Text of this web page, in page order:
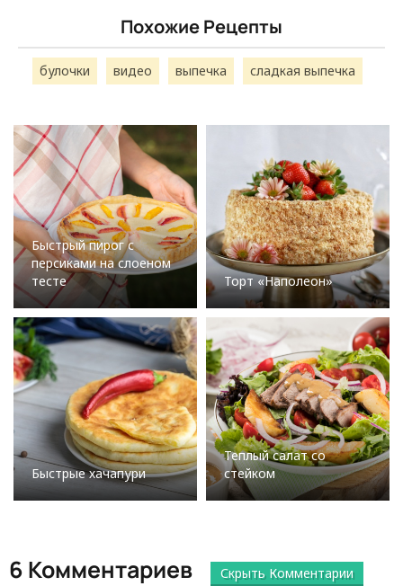
Похожие Рецепты
булочки видео выпечка сладкая выпечка
Быстрый пирог с
персиками на слоеном
тесте
Торт «Наполеон»
Быстрые хачапури
Теплый салат со
стейком
6 Комментариев Скрыть Комментарии